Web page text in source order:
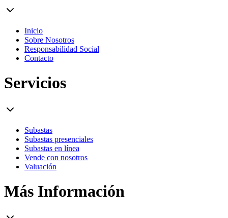
Inicio
Sobre Nosotros
Responsabilidad Social
Contacto
Servicios
Subastas
Subastas presenciales
Subastas en línea
Vende con nosotros
Valuación
Más Información